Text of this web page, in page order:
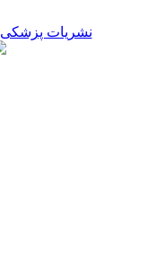
نشریات پزشکی